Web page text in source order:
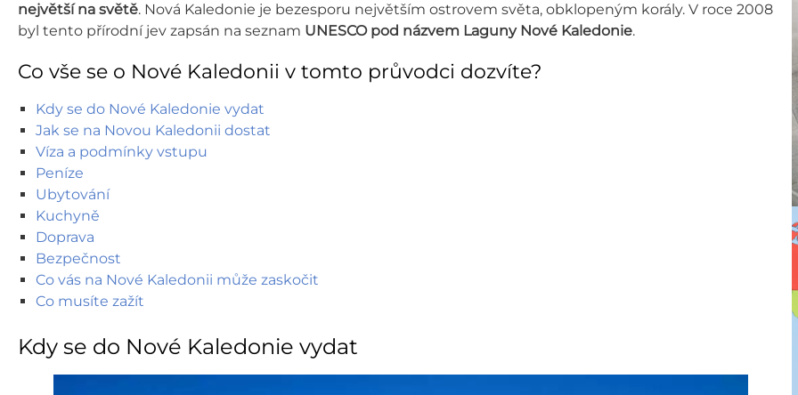
největší na světě. Nová Kaledonie je bezesporu největším ostrovem světa, obklopeným korály. V roce 2008
byl tento přírodní jev zapsán na seznam UNESCO pod názvem Laguny Nové Kaledonie.
Co vše se o Nové Kaledonii v tomto průvodci dozvíte?
Kdy se do Nové Kaledonie vydat
Jak se na Novou Kaledonii dostat
Víza a podmínky vstupu
Peníze
Ubytování
Kuchyně
Doprava
Bezpečnost
Co vás na Nové Kaledonii může zaskočit
Co musíte zažít
Kdy se do Nové Kaledonie vydat